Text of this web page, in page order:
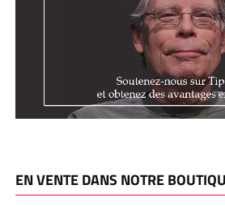
EN VENTE DANS NOTRE